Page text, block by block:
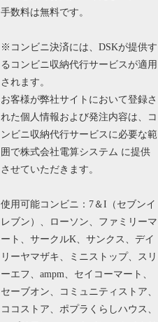
手数料は無料です。
※コンビニ決済には、DSKが提供す
るコンビニ収納代行サービスが適用
されます。
お客様が弊社サイトにおいて登録さ
れた個人情報および発注内容は、コ
ンビニ収納代行サービスに必要な範
囲で株式会社電算システム に提供
させていただきます。
使用可能コンビニ：7＆I（セブンイ
レブン）、ローソン、ファミリーマ
ート、サークルK、サンクス、デイ
リーヤマザキ、ミニストップ、スリ
ーエフ、ampm、セイコーマート、
セーブオン、コミュニティストア、
ココストア、ポプラくらしハウス、